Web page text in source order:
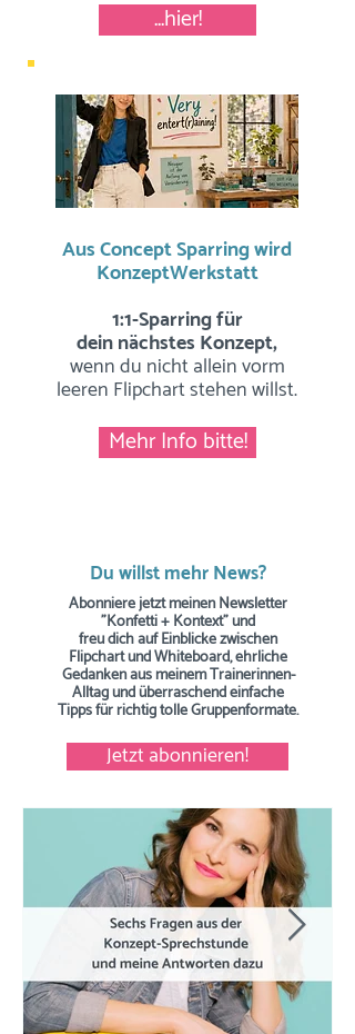
...hier!
Aus Concept Sparring wird
KonzeptWerkstatt
1:1-Sparring für
dein nächstes Konzept,
wenn du nicht allein vorm
leeren Flipchart stehen willst.
Mehr Info bitte!
Du willst mehr News?
Abonniere jetzt meinen Newsletter
"Konfetti + Kontext" und
freu dich auf Einblicke zwischen
Flipchart und Whiteboard, ehrliche
Gedanken aus meinem Trainerinnen-
Alltag und überraschend einfache
Tippsfür richtig tolle Gruppenformate.
Jetzt abonnieren!